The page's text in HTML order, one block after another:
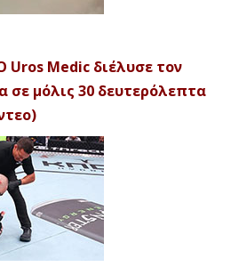
Uros Medic διέλυσε τον
σε μόλις 30 δευτερόλεπτα